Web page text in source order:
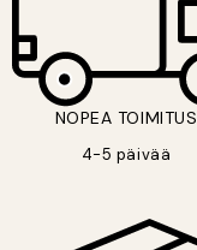
NOPEA TOIMITUS
4-5 päivää